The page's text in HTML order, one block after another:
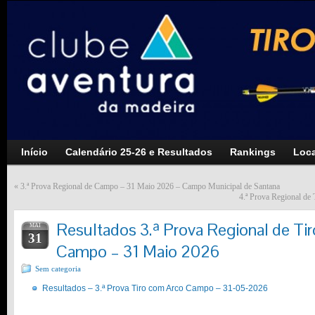
Início Calendário 25-26 e Resultados Rankings
« 3.ª Prova Regional de Campo – 31 Maio 2026 – Campo Municipal de Santana
4.ª Prova Regional
MAI
31
Resultados 3.ª Prova Regional de
Campo – 31 Maio 2026
Sem categoria
Resultados – 3.ª Prova Tiro com Arco Campo – 31-05-2026